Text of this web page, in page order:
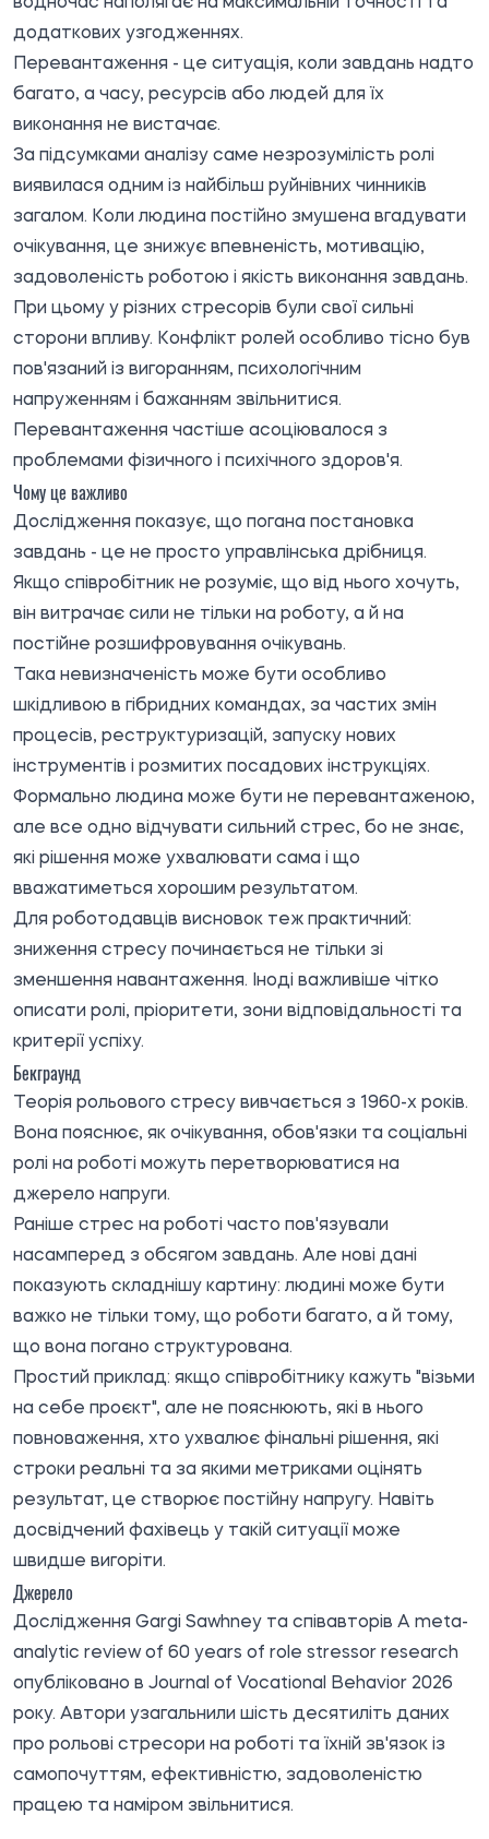
додаткових узгодженнях.
Перевантаження - це ситуація, коли завдань надто
багато, а часу, ресурсів або людей для їх
виконання не вистачає.
За підсумками аналізу саме незрозумілість ролі
виявилася одним із найбільш руйнівних чинників
загалом. Коли людина постійно змушена вгадувати
очікування, це знижує впевненість, мотивацію,
задоволеність роботою і якість виконання завдань.
При цьому у різних стресорів були свої сильні
сторони впливу. Конфлікт ролей особливо тісно був
пов'язаний із вигоранням, психологічним
напруженням і бажанням звільнитися.
Перевантаження частіше асоціювалося з
проблемами фізичного і психічного здоров'я.
Чому це важливо
Дослідження показує, що погана постановка
завдань - це не просто управлінська дрібниця.
Якщо співробітник не розуміє, що від нього хочуть,
він витрачає сили не тільки на роботу, а й на
постійне розшифровування очікувань.
Така невизначеність може бути особливо
шкідливою в гібридних командах, за частих змін
процесів, реструктуризацій, запуску нових
інструментів і розмитих посадових інструкціях.
Формально людина може бути не перевантаженою,
але все одно відчувати сильний стрес, бо не знає,
які рішення може ухвалювати сама і що
вважатиметься хорошим результатом.
Для роботодавців висновок теж практичний:
зниження стресу починається не тільки зі
зменшення навантаження. Іноді важливіше чітко
описати ролі, пріоритети, зони відповідальності та
критерії успіху.
Бекграунд
Теорія рольового стресу вивчається з 1960-х років.
Вона пояснює, як очікування, обов'язки та соціальні
ролі на роботі можуть перетворюватися на
джерело напруги.
Раніше стрес на роботі часто пов'язували
насамперед з обсягом завдань. Але нові дані
показують складнішу картину: людині може бути
важко не тільки тому, що роботи багато, а й тому,
що вона погано структурована.
Простий приклад: якщо співробітнику кажуть "візьми
на себе проєкт", але не пояснюють, які в нього
повноваження, хто ухвалює фінальні рішення, які
строки реальні та за якими метриками оцінять
результат, це створює постійну напругу. Навіть
досвідчений фахівець у такій ситуації може
швидше вигоріти.
Джерело
Дослідження Gargi Sawhney та співавторів A meta-
analytic review of 60 years of role stressor research
опубліковано в Journal of Vocational Behavior 2026
року. Автори узагальнили шість десятиліть даних
про рольові стресори на роботі та їхній зв'язок із
самопочуттям, ефективністю, задоволеністю
працею та наміром звільнитися.